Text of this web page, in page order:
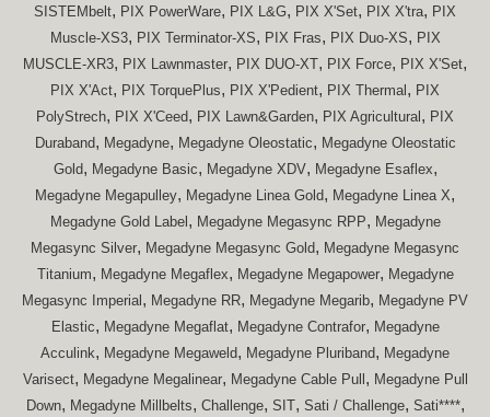
SISTEMbelt, PIX PowerWare, PIX L&G, PIX X'Set, PIX X'tra, PIX
Muscle-XS3, PIX Terminator-XS, PIX Fras, PIX Duo-XS, PIX
MUSCLE-XR3, PIX Lawnmaster, PIX DUO-XT, PIX Force, PIX X'Set,
PIX X'Act, PIX TorquePlus, PIX X'Pedient, PIX Thermal , PIX
PolyStrech, PIX X'Ceed, PIX Lawn&Garden, PIX Agricultural , PIX
Duraband, Megadyne, Megadyne Oleostatic, Megadyne Oleostatic
Gold, Megadyne Basic, Megadyne XDV, Megadyne Esaflex,
Megadyne Megapulley, Megadyne Linea Gold, Megadyne Linea X,
Megadyne Gold Label , Megadyne Megasync RPP, Megadyne
Megasync Silver, Megadyne Megasync Gold, Megadyne Megasync
Titanium, Megadyne Megaflex, Megadyne Megapower, Megadyne
Megasync Imperial , Megadyne RR, Megadyne Megarib, Megadyne PV
Elastic, Megadyne Megaflat, Megadyne Contrafor, Megadyne
Acculink, Megadyne Megaweld, Megadyne Pluriband, Megadyne
Varisect, Megadyne Megalinear, Megadyne Cable Pull , Megadyne Pull
Down, Megadyne Millbelts, Challenge, SIT, Sati / Challenge, Sati****,